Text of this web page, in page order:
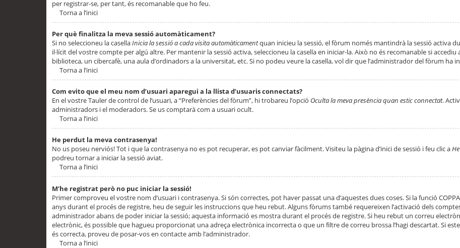
per registrar-se, per tant, és recomanable que ho feu.
Torna a l’inici
Per què finalitza la meva sessió automàticament?
Si no seleccioneu la casellaInicia la sessió a cada visita automàticamentquan inicieu la sessió, el fòrum només mantindrà la sessió activa
il·lícit del vostre compte per algú altre. Per mantenir la sessió activa, seleccioneu la casella en iniciar-la. Això no és recomanable si
biblioteca, un cibercafè, una aula d’ordinadors a la universitat, etc. Si no podeu veure la casella, vol dir que l’administrador del fòrum ha
Torna a l’inici
Com evito que el meu nom d’usuari aparegui a la llista d’usuaris connectats?
En el vostre Tauler de control de l’usuari, a “Preferències del fòrum”, hi trobareu l’opció Oculta la meva presència quan estic connectat.
administradors i el moderadors. Se us comptarà com a usuari ocult.
Torna a l’inici
He perdut la meva contrasenya!
No us poseu nerviós! Tot i que la contrasenya no es pot recuperar, es pot canviar fàcilment. Visiteu la pàgina d’inici de sessió i feu clic a
podreu tornar a iniciar la sessió aviat.
Torna a l’inici
M’he registrat però no puc iniciar la sessió!
Primer comproveu el vostre nom d’usuari i contrasenya. Si són correctes, pot haver passat una d’aquestes dues coses. Si la funció
anys durant el procés de registre, heu de seguir les instruccions que heu rebut. Alguns fòrums també requereixen l’activació dels
administrador abans de poder iniciar la sessió; aquesta informació es mostra durant el procés de registre. Si heu rebut un correu
electrònic, és possible que hagueu proporcionat una adreça electrònica incorrecta o que un filtre de correu brossa l’hagi descartat. Si
és correcta, proveu de posar-vos en contacte amb l’administrador.
Torna a l’inici